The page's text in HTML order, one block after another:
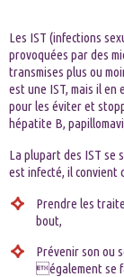
Les IST (infections
provoquées par des
transmises plus ou
est une IST, mais il en
pour les éviter et
hépatite B,
La plupart des IST se
est infecté, il convient
Prendre les
bout,
Prévenir son ou
également se